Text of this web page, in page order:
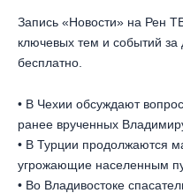
Запись «Новости» на Рен
ключевых тем и событий
бесплатно.
• В Чехии обсуждают
ранее врученных
• В Турции продолжаются
угрожающие населенным
• Во Владивостоке